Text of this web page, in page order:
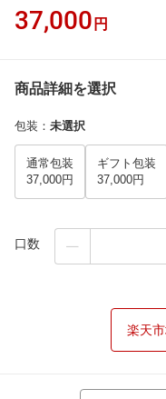
37,000 円
商品詳細を選択
包装 ： 未選択
通常包装
37,000円
ギフト包装
37,000円
口数
楽天